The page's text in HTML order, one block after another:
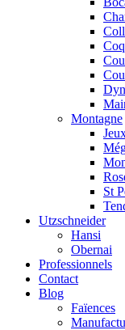
Montagne
St
Utzschneider
Hansi
Obernai
Professionnels
Contact
Blog
Faïences